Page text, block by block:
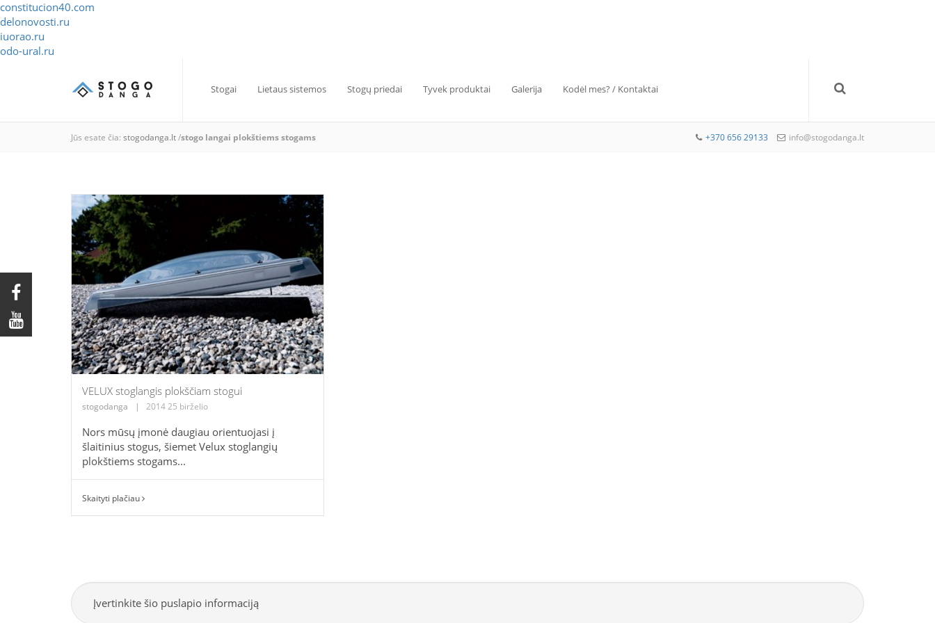
constitucion40.com
delonovosti.ru
iuorao.ru
odo-ural.ru
Stogai Lietaus sistemos Stogų priedai Tyvek produktai Galerija Kodėl mes? / Kontaktai
Jūs esate čia: stogodanga.lt/stogo langai plokštiems stogams +370 656 29133 info@stogodanga.lt
VELUX stoglangis plokščiam stogui
stogodanga | 2014 25 birželio
Nors mūsų įmonė daugiau orientuojasi į
šlaitinius stogus, šiemet Velux stoglangių
plokštiems stogams...
Skaityti plačiau
Įvertinkite šio puslapio informaciją